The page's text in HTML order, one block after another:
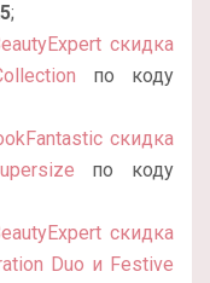
;
cкидка
по коду
cкидка
по коду
cкидка
Duo и Festive